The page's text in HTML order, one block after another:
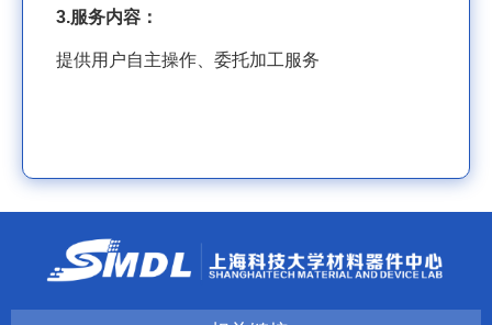
3.服务内容：
提供用户自主操作、委托加工服务